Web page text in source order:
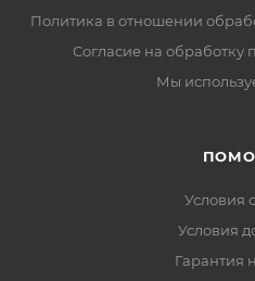
Политика в отношении
Согласие на обработку
Мы
Условия
Условия
Гарантия